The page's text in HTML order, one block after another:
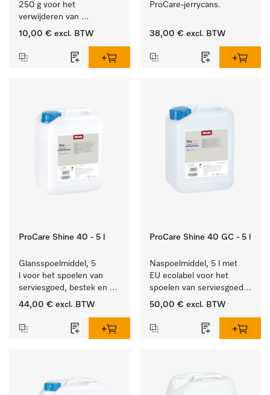
250 g voor het
verwijderen van
hardnekkige kalkaanslag.
10,00 € excl. BTW
ProCare-jerrycans.
38,00 € excl. BTW
ProCare Shine 40 - 5 l
Glansspoelmiddel, 5
l voor het spoelen van
serviesgoed, bestek en
ideaal voor glazen.
44,00 € excl. BTW
ProCare Shine 40 GC - 5 l
Naspoelmiddel, 5 l met
EU ecolabel voor het
spoelen van serviesgoed,
bestek en glazen.
50,00 € excl. BTW